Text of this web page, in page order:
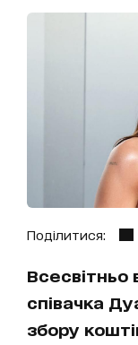
Поділитися:
Всесвітньо
співачка
збору